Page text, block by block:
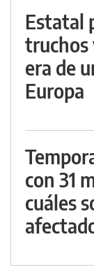
Estatal
truchos
era de
Europa
con 31
cuáles